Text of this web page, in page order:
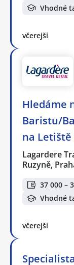
Vhodné
včerejší
Hledáme
Baristu/
na Letiště
Lagardere
Ruzyně,
37 000 –
Vhodné
včerejší